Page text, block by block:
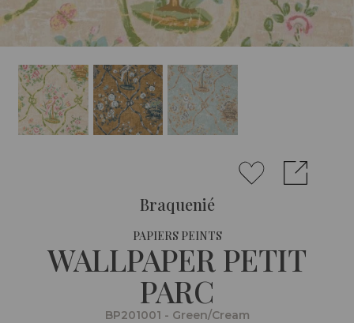
Braquenié
PAPIERS PEINTS
WALLPAPER PETIT
PARC
BP201001 - Green/Cream